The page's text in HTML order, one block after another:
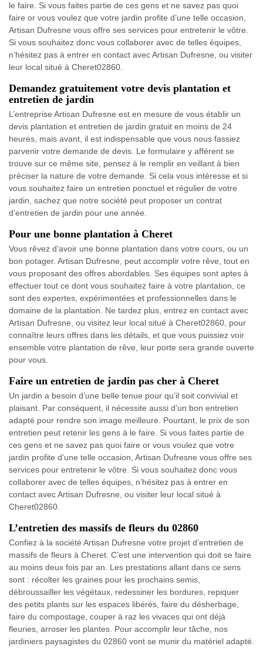
le faire. Si vous faites partie de ces gens et ne savez pas quoi
faire or vous voulez que votre jardin profite d’une telle occasion,
Artisan Dufresne vous offre ses services pour entretenir le vôtre.
Si vous souhaitez donc vous collaborer avec de telles équipes,
n’hésitez pas à entrer en contact avec Artisan Dufresne, ou visiter
leur local situé à Cheret02860.
Demandez gratuitement votre devis plantation et
entretien de jardin
L’entreprise Artisan Dufresne est en mesure de vous établir un
devis plantation et entretien de jardin gratuit en moins de 24
heures, mais avant, il est indispensable que vous nous fassiez
parvenir votre demande de devis. Le formulaire y afférent se
trouve sur ce même site, pensez à le remplir en veillant à bien
préciser la nature de votre demande. Si cela vous intéresse et si
vous souhaitez faire un entretien ponctuel et régulier de votre
jardin, sachez que notre société peut proposer un contrat
d’entretien de jardin pour une année.
Pour une bonne plantation à Cheret
Vous rêvez d’avoir une bonne plantation dans votre cours, ou un
bon potager. Artisan Dufresne, peut accomplir votre rêve, tout en
vous proposant des offres abordables. Ses équipes sont aptes à
effectuer tout ce dont vous souhaitez faire à votre plantation, ce
sont des expertes, expérimentées et professionnelles dans le
domaine de la plantation. Ne tardez plus, entrez en contact avec
Artisan Dufresne, ou visitez leur local situé à Cheret02860, pour
connaître leurs offres dans les détails, et que vous puissiez voir
ensemble votre plantation de rêve, leur porte sera grande ouverte
pour vous.
Faire un entretien de jardin pas cher à Cheret
Un jardin a besoin d’une belle tenue pour qu’il soit convivial et
plaisant. Par conséquent, il nécessite aussi d’un bon entretien
adapté pour rendre son image meilleure. Pourtant, le prix de son
entretien peut retenir les gens à le faire. Si vous faites partie de
ces gens et ne savez pas quoi faire or vous voulez que votre
jardin profite d’une telle occasion, Artisan Dufresne vous offre ses
services pour entretenir le vôtre. Si vous souhaitez donc vous
collaborer avec de telles équipes, n’hésitez pas à entrer en
contact avec Artisan Dufresne, ou visiter leur local situé à
Cheret02860.
L’entretien des massifs de fleurs du 02860
Confiez à la société Artisan Dufresne votre projet d’entretien de
massifs de fleurs à Cheret. C’est une intervention qui doit se faire
au moins deux fois par an. Les prestations allant dans ce sens
sont : récolter les graines pour les prochains semis,
débroussailler les végétaux, redessiner les bordures, repiquer
des petits plants sur les espaces libérés, faire du désherbage,
faire du compostage, couper à raz les vivaces qui ont déjà
fleuries, arroser les plantes. Pour accomplir leur tâche, nos
jardiniers paysagistes du 02860 vont se munir du matériel adapté.